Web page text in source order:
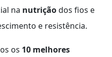
na nutriçãodos fios e
e resistência.
os 10 melhores